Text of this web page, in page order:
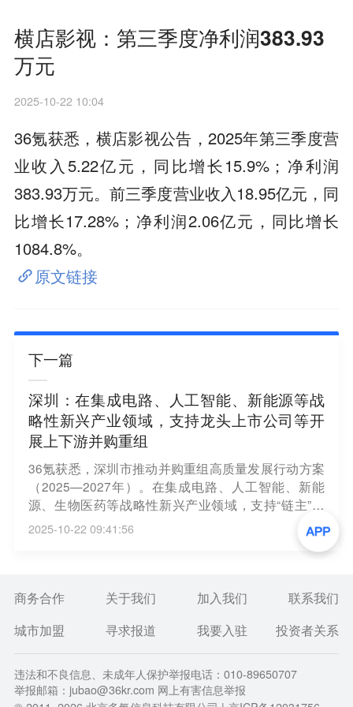
横店影视：第三季度净利润383.93
万元
2025-10-22 10:04
36氪获悉，横店影视公告，2025年第三季度营
业收入5.22亿元，同比增长15.9%；净利润
383.93万元。前三季度营业收入18.95亿元，同
比增长17.28%；净利润2.06亿元，同比增长
1084.8%。
原文链接
下一篇
深圳：在集成电路、人工智能、新能源等战
略性新兴产业领域，支持龙头上市公司等开
展上下游并购重组
36氪获悉，深圳市推动并购重组高质量发展行动方案
（2025—2027年）。在集成电路、人工智能、新能
源、生物医药等战略性新兴产业领域，支持“链主”企
业、龙头上市公司等开展上下游并购重组，收购有助
于强链补链和提升关键技术水平的优质未盈利资产，
推动重点产业集群能级提升。鼓励企业在合成生物、
上积极开展并购重组，快速提升产业规模和实现关键
开展并购重组，支持专精特新企业收购优质资产或作
略性重组和专业化整合，提升地方国有控股上市公司
对轻资产科技型企业并购重组标的估值包容度，加快
2025-10-22 09:41:56
商务合作 关于我们 加入我们
联系我们
城市加盟
寻求报道 我要入驻 投资者关系
违法和不良信息、未成年人保护举报电话：010-89650707
举报邮箱：jubao@36kr.com 网上有害信息举报